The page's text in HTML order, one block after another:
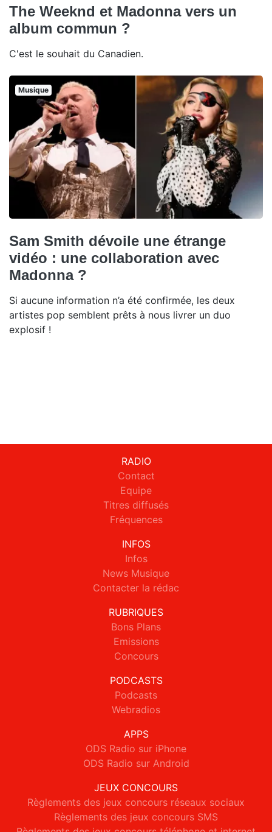
The Weeknd et Madonna vers un
album commun ?
C'est le souhait du Canadien.
Musique
Sam Smith dévoile une étrange
vidéo : une collaboration avec
Madonna ?
Si aucune information n’a été confirmée, les deux
artistes pop semblent prêts à nous livrer un duo
explosif !
RADIO
Contact
Equipe
Titres diffusés
Fréquences
INFOS
Infos
News Musique
Contacter la rédac
RUBRIQUES
Bons Plans
Emissions
Concours
PODCASTS
Podcasts
Webradios
APPS
ODS Radio sur iPhone
ODS Radio sur Android
JEUX CONCOURS
Règlements des jeux concours réseaux sociaux
Règlements des jeux concours SMS